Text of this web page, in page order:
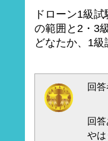
ドローン1級
の範囲と2・3
どなたか、1
回答
回
や